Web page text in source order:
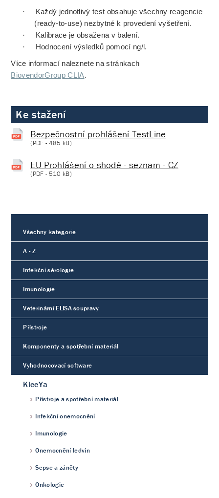
·
Každý jednotlivý test obsahuje všechny reagencie
(ready-to-use) nezbytné k provedení vyšetření.
·
Kalibrace je obsažena v balení.
·
Hodnocení výsledků pomocí ng/l.
Více informací naleznete na stránkach
BiovendorGroup CLIA.
Ke stažení
Bezpečnostní prohlášení TestLine
(PDF - 485 kB)
EU Prohlášení o shodě - seznam - CZ
(PDF - 510 kB)
Všechny kategorie
A - Z
Infekční sérologie
Imunologie
Veterinární ELISA soupravy
Přístroje
Komponenty a spotřební materiál
Vyhodnocovací software
KleeYa
Přístroje a spotřební materiál
Infekční onemocnění
Imunologie
Onemocnění ledvin
Sepse a záněty
Onkologie